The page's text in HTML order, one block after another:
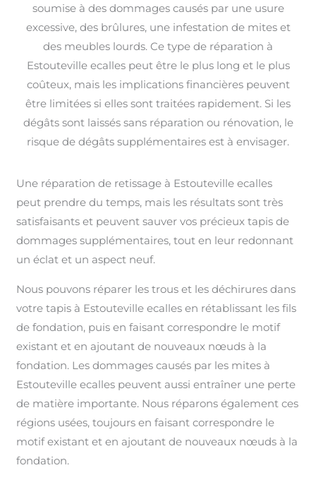
soumise à des dommages causés par une usure
excessive, des brûlures, une infestation de mites et
des meubles lourds. Ce type de réparation à
Estouteville ecalles peut être le plus long et le plus
coûteux, mais les implications financières peuvent
être limitées si elles sont traitées rapidement. Si les
dégâts sont laissés sans réparation ou rénovation, le
risque de dégâts supplémentaires est à envisager.
Une réparation de retissage à Estouteville ecalles
peut prendre du temps, mais les résultats sont très
satisfaisants et peuvent sauver vos précieux tapis de
dommages supplémentaires, tout en leur redonnant
un éclat et un aspect neuf.
Nous pouvons réparer les trous et les déchirures dans
votre tapis à Estouteville ecalles en rétablissant les fils
de fondation, puis en faisant correspondre le motif
existant et en ajoutant de nouveaux nœuds à la
fondation. Les dommages causés par les mites à
Estouteville ecalles peuvent aussi entraîner une perte
de matière importante. Nous réparons également ces
régions usées, toujours en faisant correspondre le
motif existant et en ajoutant de nouveaux nœuds à la
fondation.